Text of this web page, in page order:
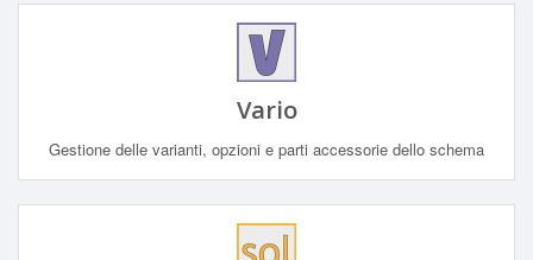
Vario
Gestione delle varianti, opzioni e parti accessorie dello schema